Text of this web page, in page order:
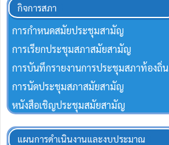
กิจการสภา
การกำหนดสมัยประชุมสามัญ
การเรียกประชุมสภาสมัยสามัญ
การบันทึกรายงานการประชุมสภาท้องถิ่น
การนัดประชุมสภาสมัยสามัญ
หนังสือเชิญประชุมสมัยสามัญ
แผนการดำเนินงานและงบประมาณ